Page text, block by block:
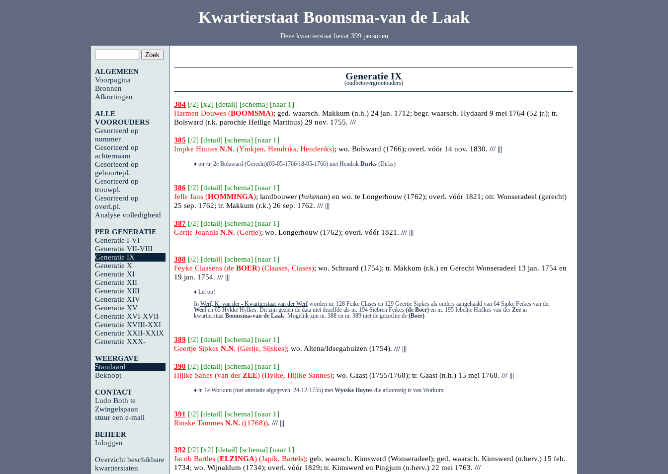
Kwartierstaat Boomsma-van de Laak
Deze kwartierstaat bevat 399 personen
ALGEMEEN
Voorpagina
Bronnen
Afkortingen
ALLE
VOOROUDERS
Gesorteerd op
nummer
Gesorteerd op
achternaam
Gesorteerd op
geboortepl.
Gesorteerd op
trouwpl.
Gesorteerd op
overl.pl.
Analyse volledigheid
PER GENERATIE
Generatie I-VI
Generatie VII-VIII
Generatie IX
Generatie X
Generatie XI
Generatie XII
Generatie XIII
Generatie XIV
Generatie XV
Generatie XVI-XVII
Generatie XVIII-XXI
Generatie XXII-XXIX
Generatie XXX-
WEERGAVE
Standaard
Beknopt
CONTACT
Ludo Both te
Zwingelspaan
stuur een e-mail
BEHEER
Inloggen
Overzicht beschikbare
kwartierstaten
Generatie IX
(oudbetovergrootouders)
384 [/2] [x2] [detail] [schema] [naar 1]
Harmen Douwes (BOOMSMA); ged. waarsch. Makkum (n.h.) 24 jan. 1712; begr. waarsch. Hydaard 9 mei 1764 (52 jr.); tr.
Bolsward (r.k. parochie Heilige Martinus) 29 nov. 1755. ///
385 [/2] [detail] [schema] [naar 1]
Impke Hinnes N.N. (Ymkjen, Hendriks, Henderiks); wo. Bolsward (1766); overl. vóór 14 nov. 1830. ///|||
♦ otr./tr. 2e Bolsward (Gerecht)(03-05-1766/18-05-1766) met Hendrik Durks (Dirks)
386 [/2] [detail] [schema] [naar 1]
Jelle Jans (HOMMINGA); landbouwer (huisman) en wo. te Longerhouw (1762); overl. vóór 1821; otr. Wonseradeel (gerecht)
25 sep. 1762; tr. Makkum (r.k.) 26 sep. 1762. ///|||
387 [/2] [detail] [schema] [naar 1]
Gertje Joannis N.N. (Gertje); wo. Longerhouw (1762); overl. vóór 1821. ///|||
388 [/2] [detail] [schema] [naar 1]
Feyke Claasens (de BOER) (Claases, Clases); wo. Schraard (1754); tr. Makkum (r.k.) en Gerecht Wonseradeel 13 jan. 1754 en
19 jan. 1754. ///|||
♦ Let op!
In Werf, K. van der - Kwartierstaat van der Werf worden nr. 128 Feike Clases en 129 Geertje Sipkes als ouders aangehaald van 64 Sipke Feikes van der
Werf en 65 Hykke Hylkes. Dit zijn gezien de data niet dezelfde als nr. 194 Siebren Feikes (de Boer) en nr. 195 Iebeltje Hielkes van der Zee in
kwartierstaat Boomsma-van de Laak. Mogelijk zijn nr. 388 en nr. 389 niet de gezochte de (Boer).
389 [/2] [detail] [schema] [naar 1]
Geertje Sipkes N.N. (Gertje, Sijskes); wo. Altena/Idsegahuizen (1754). ///|||
390 [/2] [detail] [schema] [naar 1]
Hijlke Sanes (van der ZEE) (Hylke, Hijlke Sannes); wo. Gaast (1755/1768); tr. Gaast (n.h.) 15 mei 1768. ///|||
♦ tr. 1e Workum (met attestatie afgegeven, 24-12-1755) met Wytske Hoytes die afkomstig is van Workum.
391 [/2] [detail] [schema] [naar 1]
Rinske Tammes N.N. ((1768)). ///|||
392 [/2] [x2] [detail] [schema] [naar 1]
Jacob Bartles (ELZINGA) (Japik, Bartels); geb. waarsch. Kimswerd (Wonseradeel); ged. waarsch. Kimswerd (n.herv.) 15 feb.
1734; wo. Wijnaldum (1734); overl. vóór 1829; tr. Kimswerd en Pingjum (n.herv.) 22 mei 1763. ///